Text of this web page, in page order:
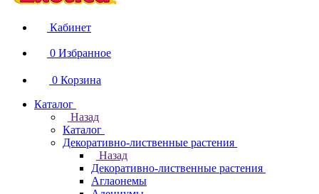
Кабинет
0 Избранное
0 Корзина
Каталог
Назад
Каталог
Декоративно-лиственные растения
Назад
Декоративно-лиственные растения
Аглаонемы